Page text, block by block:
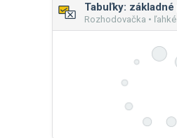
Rozhodovačka • ľahké